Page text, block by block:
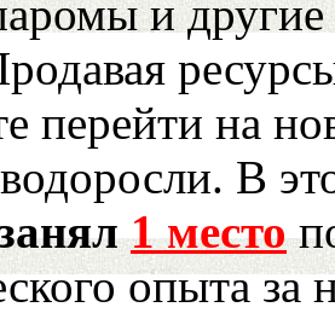
и другие
перейти на
В
1 место
опыта за